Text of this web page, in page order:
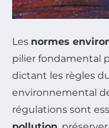
Les normes
pilier fondamental
dictant les règles
environnemental
régulations sont